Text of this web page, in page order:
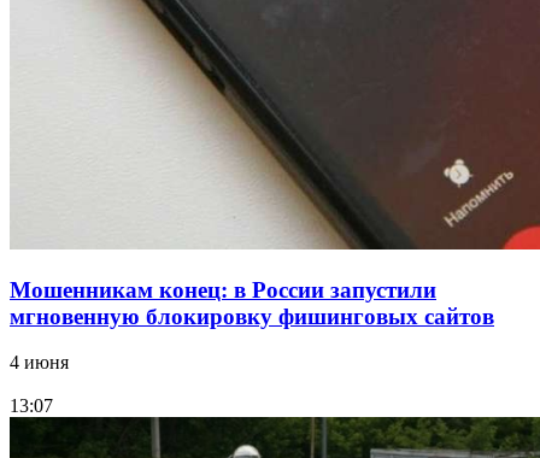
Волгоградские компании нарастили экспорт:
заключены контракты на 3,6 млн долларов
Мошенникам конец: в России запустили
мгновенную блокировку фишинговых сайтов
4 июня
13:07